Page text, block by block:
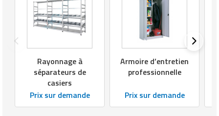
Rayonnage à
séparateurs de
casiers
Prix sur demande
Armoire d’entretien
professionnelle
Prix sur demande